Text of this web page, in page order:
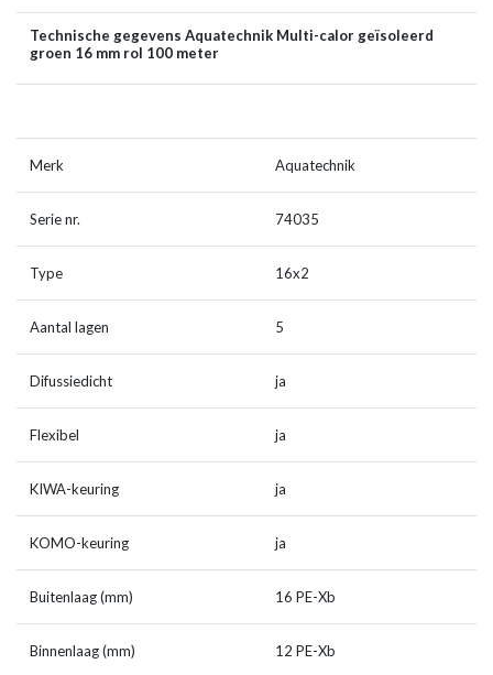
Technische gegevens Aquatechnik Multi-calor geïsoleerd
groen 16 mm rol 100 meter
Merk Aquatechnik
Serie nr. 74035
Type 16x2
Aantal lagen 5
Difussiedicht ja
Flexibel ja
KIWA-keuring ja
KOMO-keuring ja
Buitenlaag (mm) 16 PE-Xb
Binnenlaag (mm) 12 PE-Xb